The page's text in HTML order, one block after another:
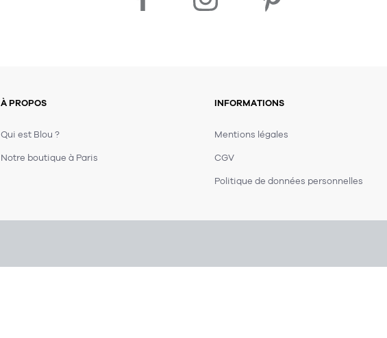
À PROPOS
Qui est Blou ?
Notre boutique à Paris
INFORMATIONS
Mentions légales
CGV
Politique de données personnelles